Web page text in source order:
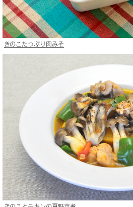
きのこたっぷり肉みそ